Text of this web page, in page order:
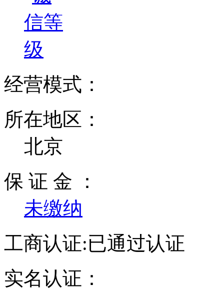
经营模式：
所在地区：
北京
保 证 金 ：
未缴纳
工商认证:已通过认证
实名认证：